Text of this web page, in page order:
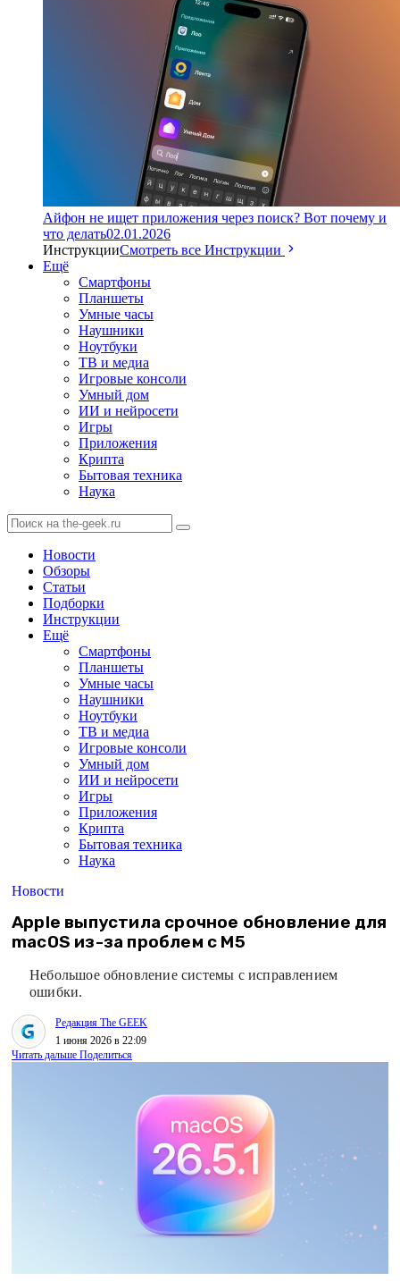
Айфон не ищет приложения через поиск? Вот почему и
что делать02.01.2026
ИнструкцииСмотреть все Инструкции
Ещё
Смартфоны
Планшеты
Умные часы
Наушники
Ноутбуки
ТВ и медиа
Игровые консоли
Умный дом
ИИ и нейросети
Игры
Приложения
Крипта
Бытовая техника
Наука
Новости
Обзоры
Статьи
Подборки
Инструкции
Ещё
Смартфоны
Планшеты
Умные часы
Наушники
Ноутбуки
ТВ и медиа
Игровые консоли
Умный дом
ИИ и нейросети
Игры
Приложения
Крипта
Бытовая техника
Наука
Новости
Apple выпустила срочное обновление для
macOS из-за проблем с M5
Небольшое обновление системы с исправлением
ошибки.
Редакция The GEEK
1 июня 2026 в 22:09
Читать дальше Поделиться